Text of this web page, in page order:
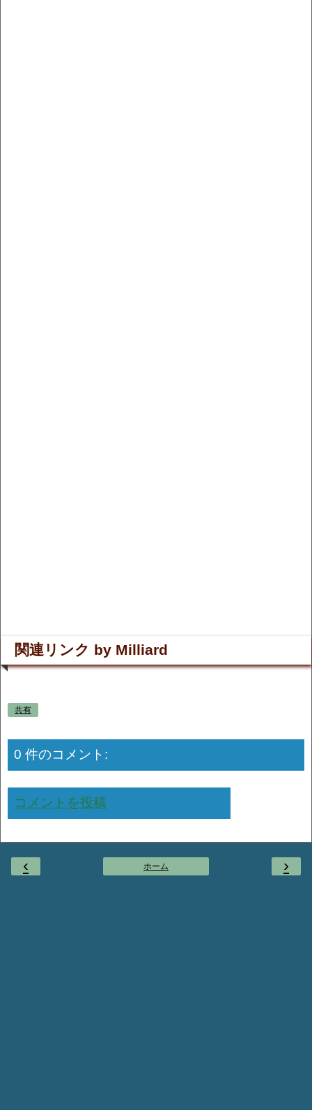
関連リンク by Milliard
共有
0 件のコメント:
コメントを投稿
‹ ›
ホーム